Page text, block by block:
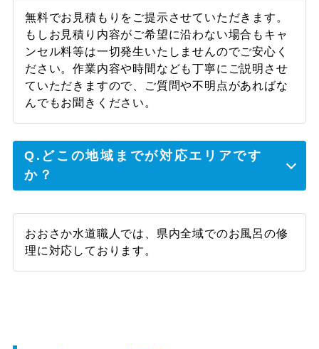
無料でお見積もりをご提示させていただきます。
もしお見積り内容がご希望に沿わない場合もキャ
ンセル料等は一切発生いたしませんのでご安心く
ださい。作業内容や時間なども丁寧にご説明させ
ていただきますので、ご質問や不明点があればな
んでもお聞きください。
Q.どこの地域までが対応エリアです
か？
おおさか水道職人では、県内全域でのお風呂の修
理に対応しております。